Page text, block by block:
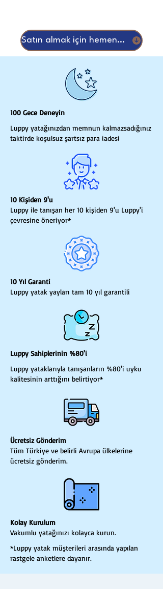
Satın almak için hemen kaydır
100 Gece Deneyin
Luppy yatağınızdan memnun kalmazsadığınız
taktirde koşulsuz şartsız para iadesi
10 Kişiden 9'u
Luppy ile tanışan her 10 kişiden 9'u Luppy'i
çevresine öneriyor*
10 Yıl Garanti
Luppy yatak yayları tam 10 yıl garantili
Luppy Sahiplerinin %80'i
Luppy yataklarıyla tanışanların %80'i uyku
kalitesinin arttığını belirtiyor*
Ücretsiz Gönderim
Tüm Türkiye ve belirli Avrupa ülkelerine
ücretsiz gönderim.
Kolay Kurulum
Vakumlu yatağınızı kolayca kurun.
*Luppy yatak müşterileri arasında yapılan
rastgele anketlere dayanır.